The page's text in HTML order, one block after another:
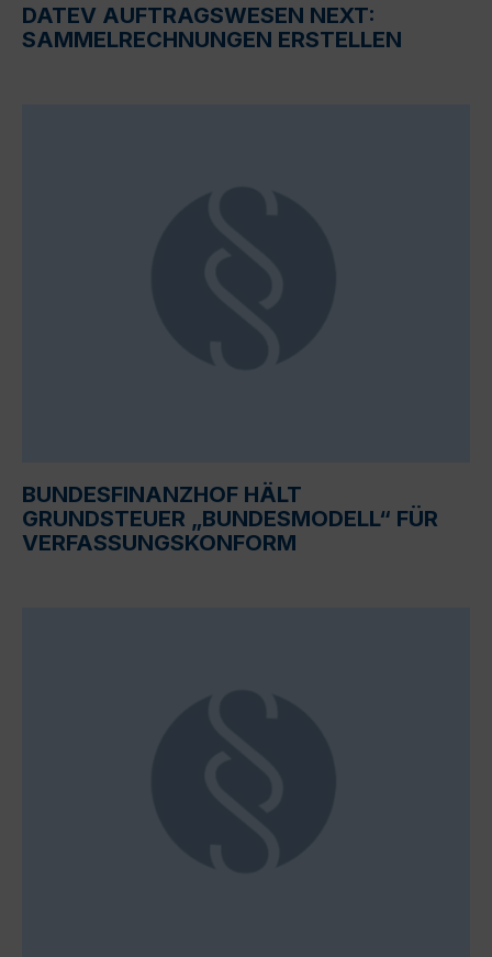
DATEV AUFTRAGSWESEN NEXT:
SAMMELRECHNUNGEN ERSTELLEN
BUNDESFINANZHOF HÄLT
GRUNDSTEUER „BUNDESMODELL“ FÜR
VERFASSUNGSKONFORM